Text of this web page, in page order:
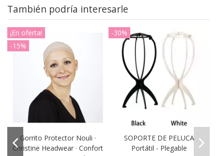
También podría interesarle
¡En oferta!
-15%
Gorrito Protector Nouli ·
Christine Headwear · Confort
-30%
SOPORTE DE PELUCA
Portátil - Plegable